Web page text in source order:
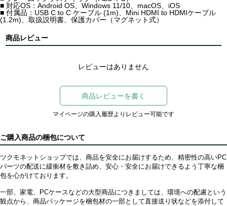
■ 対応OS：Android OS、Windows 11/10、macOS、iOS
■ 付属品：USB C to C ケーブル (1m)、Mini HDMI to HDMIケーブル
(1.2m)、取扱説明書、保護カバー（マグネット式）
商品レビュー
レビューはありません
商品レビューを書く
マイページの購入履歴よりレビュー可能です
ご購入商品の梱包について
ツクモネットショップでは、商品を安全にお届けするため、精密性の高いPC
パーツの配送に緩衝材を敷き詰め、安心・安全にお届けできるよう丁寧な梱
包を心がけております。
一部、家電、PCケースなどの大型商品につきましては、環境への配慮という
観点から、商品パッケージを梱包材の一部として直接送り状などを添付して